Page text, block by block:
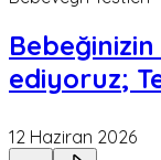
ediyoruz;
12 Haziran 2026